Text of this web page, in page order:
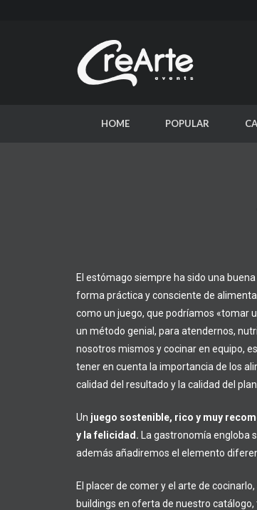
HOME POPULAR
El estómago siempre ha sido una
forma práctica y consciente de
como un juego, que podríamos «tomar
un método genial, para atendernos,
nosotros mismos y cocinar en equipo,
tener en cuenta la importancia de los
calidad del resultado y la calidad del
Un juego sostenible, rico y muy
y la felicidad. La gastronomía engloba
además añadiremos el elemento
El placer de comer y el arte de
buildings en oferta de nuestro